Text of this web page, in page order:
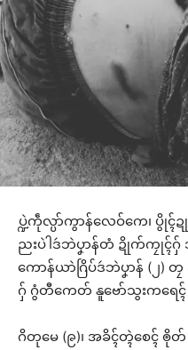
ပ္ဍဲကဵုလ္ပာ်ကွာန်လေဝ်ကေ၊ ပွိုၚ်
ညးပဲါဒဴဘဲပၞာန်တံ ဍိုက်ကၠုၚ်ဂှ်
ကောန်ယာဲဂြိပ်ဒဴဘဲပၞာန် (၂)
ဂှ် ဂွံတီကေတ် နူဗော်သွးကရေ
ဂိတုမေ (၉)၊ အခိၚ်တ္ၚဲစေၚ် ၜို